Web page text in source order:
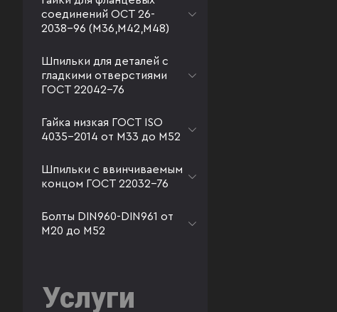
соединений ОСТ 26-
2038-96 (М36,М42,М48)
Шпильки для деталей с
гладкими отверстиями
ГОСТ 22042-76
Гайка низкая ГОСТ ISO
4035-2014 от М33 до М52
Шпильки с ввинчиваемым
концом ГОСТ 22032-76
Болты DIN960-DIN961 от
М20 до М52
Услуги